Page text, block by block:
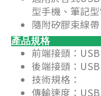
型手機、筆記
隨附矽膠束線
產品規格
前端接頭：
後端接頭：
技術規格：
傳輸速度：